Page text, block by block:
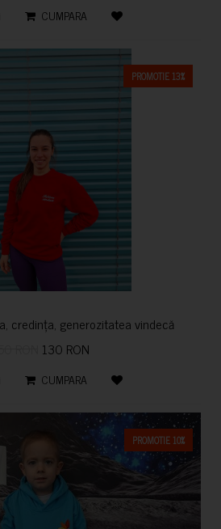
CUMPARA
PROMOTIE 13%
credința, generozitatea vindecă
130 RON
CUMPARA
PROMOTIE 10%